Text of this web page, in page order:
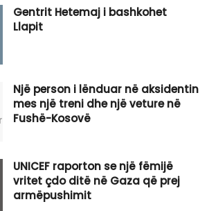
Gentrit Hetemaj i bashkohet
Llapit
Një person i lënduar në aksidentin
mes një treni dhe një veture në
Fushë-Kosovë
UNICEF raporton se një fëmijë
vritet çdo ditë në Gaza që prej
armëpushimit